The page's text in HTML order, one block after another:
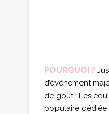
POURQUOI ?
d’événement
de goût ! Les
populaire dédiée